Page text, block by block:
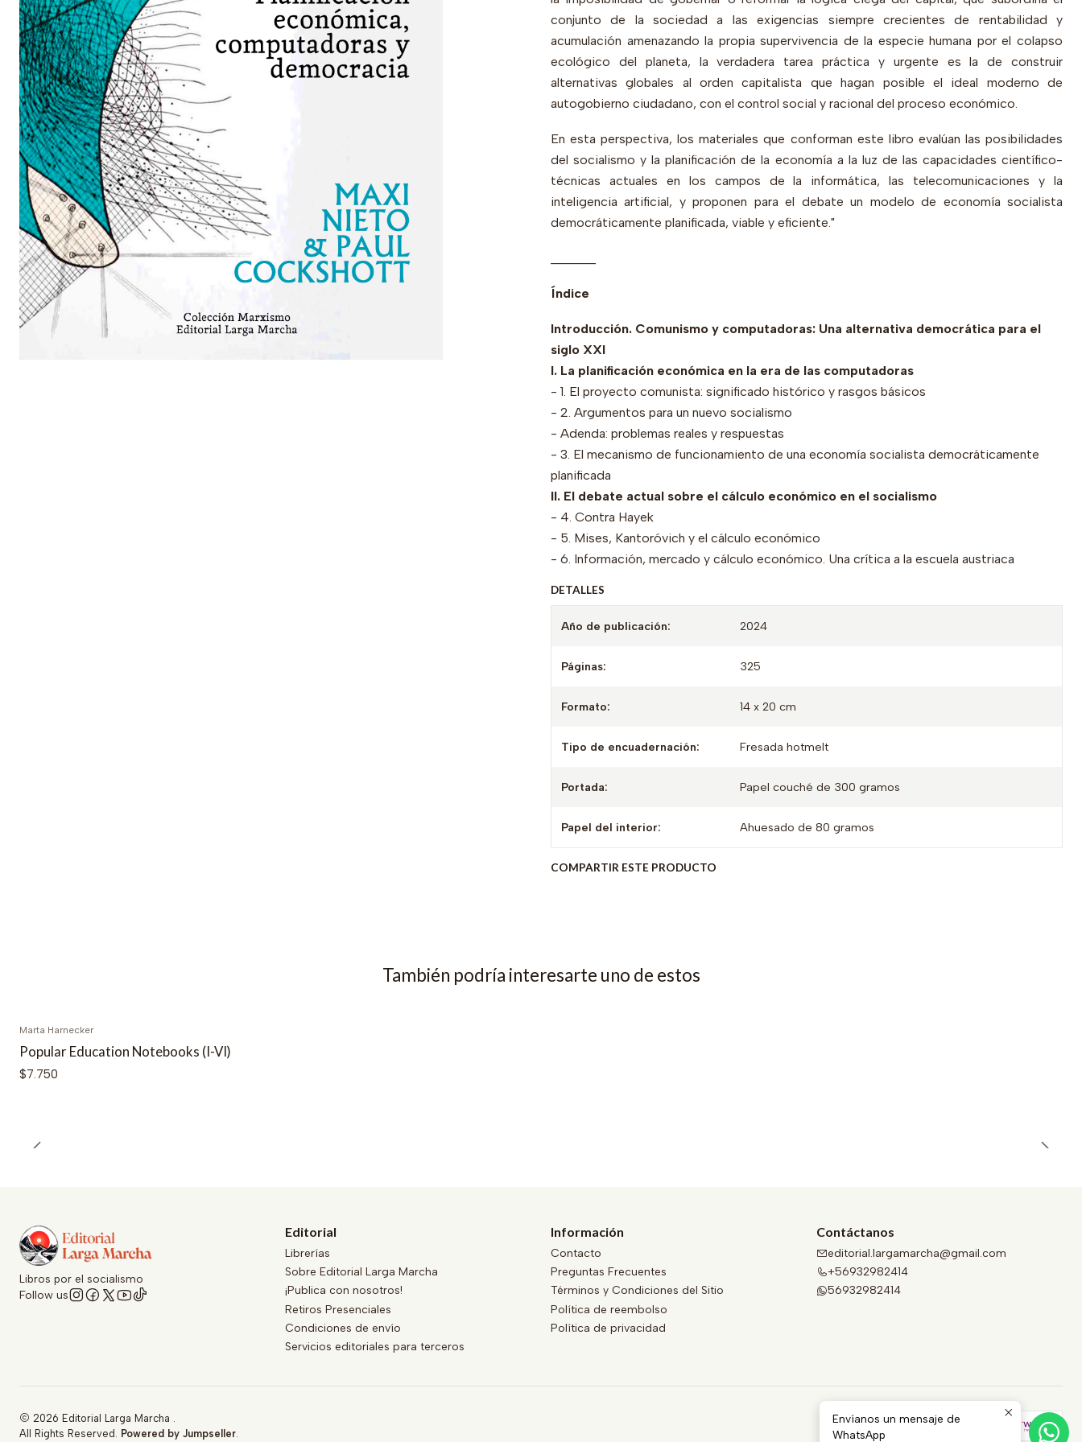
conjunto de la sociedad a las exigencias siempre crecientes de rentabilidad y
acumulación amenazando la propia supervivencia de la especie humana por el colapso
ecológico del planeta, la verdadera tarea práctica y urgente es la de construir
alternativas globales al orden capitalista que hagan posible el ideal moderno de
autogobierno ciudadano, con el control social y racional del proceso económico.
En esta perspectiva, los materiales que conforman este libro evalúan las posibilidades
del socialismo y la planificación de la economía a la luz de las capacidades científico-
técnicas actuales en los campos de la informática, las telecomunicaciones y la
inteligencia artificial, y proponen para el debate un modelo de economía socialista
democráticamente planificada, viable y eficiente."
Índice
Introducción. Comunismo y computadoras: Una alternativa democrática para el
siglo XXI
I. La planificación económica en la era de las computadoras
- 1. El proyecto comunista: significado histórico y rasgos básicos
- 2. Argumentos para un nuevo socialismo
- Adenda: problemas reales y respuestas
- 3. El mecanismo de funcionamiento de una economía socialista democráticamente
planificada
II. El debate actual sobre el cálculo económico en el socialismo
- 4. Contra Hayek
- 5. Mises, Kantoróvich y el cálculo económico
- 6. Información, mercado y cálculo económico. Una crítica a la escuela austriaca
DETALLES
Año de publicación: 2024
Páginas: 325
Formato: 14 x 20 cm
Tipo de encuadernación: Fresada hotmelt
Portada: Papel couché de 300 gramos
Papel del interior: Ahuesado de 80 gramos
COMPARTIR ESTE PRODUCTO
También podría interesarte uno de estos
Marta Harnecker
Popular Education Notebooks (I-VI)
$7.750
Libros por el socialismo
Follow us
Editorial
Librerías
Sobre Editorial Larga Marcha
¡Publica con nosotros!
Retiros Presenciales
Condiciones de envío
Servicios editoriales para terceros
Información
Contacto
Preguntas Frecuentes
Términos y Condiciones del Sitio
Política de reembolso
Política de privacidad
Contáctanos
editorial.largamarcha@gmail.com
+56932982414
56932982414
2026 Editorial Larga Marcha .
All Rights Reserved. Powered by Jumpseller
Envíanos un mensaje de
WhatsApp